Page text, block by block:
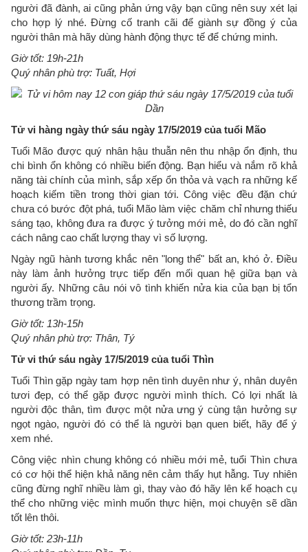
người đã đành, ai cũng phản ứng vậy bạn cũng nên suy xét lại
cho hợp lý nhé. Đừng cố tranh cãi để giành sự đồng ý của
người thân mà hãy dùng hành động thực tế để chứng minh.
Giờ tốt: 19h-21h
Quý nhân phù trợ: Tuất, Hợi
Tử vi hàng ngày thứ sáu ngày 17/5/2019 của tuổi Mão
Tuổi Mão được quý nhân hậu thuẫn nên thu nhập ổn định, thu
chi bình ổn không có nhiều biến động. Bạn hiểu và nắm rõ khả
năng tài chính của mình, sắp xếp ổn thỏa và vạch ra những kế
hoạch kiếm tiền trong thời gian tới. Công việc đều đặn chứ
chưa có bước đột phá, tuổi Mão làm việc chăm chỉ nhưng thiếu
sáng tạo, không đưa ra được ý tưởng mới mẻ, do đó cần nghĩ
cách nâng cao chất lượng thay vì số lượng.
Ngày ngũ hành tương khắc nên "long thể" bất an, khó ở. Điều
này làm ảnh hưởng trực tiếp đến mối quan hệ giữa bạn và
người ấy. Những câu nói vô tình khiến nửa kia của bạn bị tổn
thương trầm trọng.
Giờ tốt: 13h-15h
Quý nhân phù trợ: Thân, Tý
Tử vi thứ sáu ngày 17/5/2019 của tuổi Thìn
Tuổi Thìn gặp ngày tam hợp nên tình duyên như ý, nhân duyên
tươi đẹp, có thể gặp được người mình thích. Có lợi nhất là
người độc thân, tìm được một nửa ưng ý cùng tận hưởng sự
ngọt ngào, người đó có thể là người bạn quen biết, hãy để ý
xem nhé.
Công việc nhìn chung không có nhiều mới mẻ, tuổi Thìn chưa
có cơ hội thể hiện khả năng nên cảm thấy hụt hẫng. Tuy nhiên
cũng đừng nghĩ nhiều làm gì, thay vào đó hãy lên kế hoạch cụ
thể cho những việc mình muốn thực hiện, mọi chuyện sẽ dần
tốt lên thôi.
Giờ tốt: 23h-11h